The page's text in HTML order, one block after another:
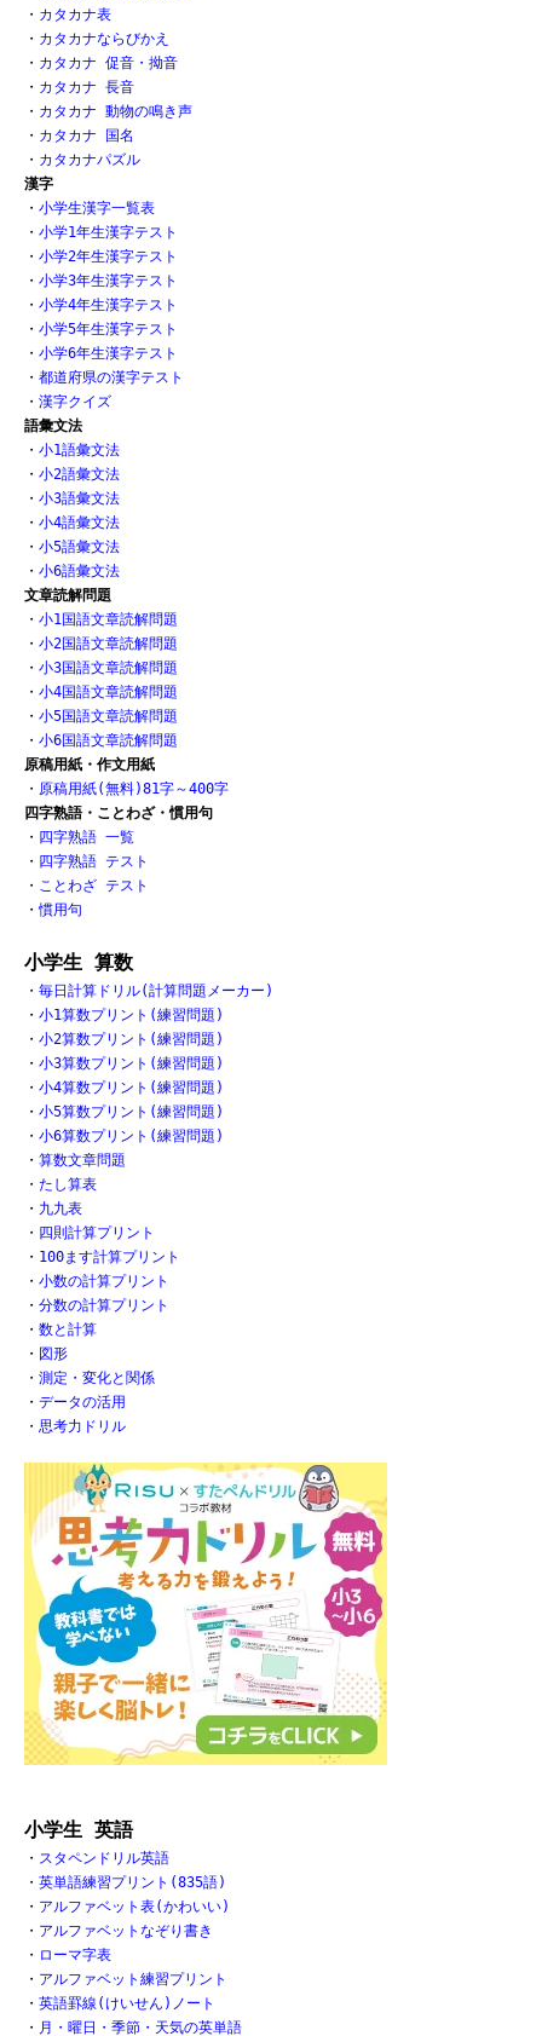
・ カタカナ表
・ カタカナならびかえ
・ カタカナ 促音・拗音
・ カタカナ 長音
・ カタカナ 動物の鳴き声
・ カタカナ 国名
・ カタカナパズル
漢字
・ 小学生漢字一覧表
・ 小学1年生漢字テスト
・ 小学2年生漢字テスト
・ 小学3年生漢字テスト
・ 小学4年生漢字テスト
・ 小学5年生漢字テスト
・ 小学6年生漢字テスト
・ 都道府県の漢字テスト
・ 漢字クイズ
語彙文法
・ 小1語彙文法
・ 小2語彙文法
・ 小3語彙文法
・ 小4語彙文法
・ 小5語彙文法
・ 小6語彙文法
文章読解問題
・ 小1国語文章読解問題
・ 小2国語文章読解問題
・ 小3国語文章読解問題
・ 小4国語文章読解問題
・ 小5国語文章読解問題
・ 小6国語文章読解問題
原稿用紙・作文用紙
・ 原稿用紙(無料)81字～400字
四字熟語・ことわざ・慣用句
・ 四字熟語 一覧
・ 四字熟語 テスト
・ ことわざ テスト
・慣用句
小学生 算数
・ 毎日計算ドリル(計算問題メーカー)
・ 小1算数プリント(練習問題)
・ 小2算数プリント(練習問題)
・ 小3算数プリント(練習問題)
・ 小4算数プリント(練習問題)
・ 小5算数プリント(練習問題)
・ 小6算数プリント(練習問題)
・ 算数文章問題
・ たし算表
・ 九九表
・ 四則計算プリント
・ 100ます計算プリント
・ 小数の計算プリント
・ 分数の計算プリント
・ 数と計算
・ 図形
・ 測定・変化と関係
・ データの活用
・ 思考力ドリル
小学生 英語
・ スタペンドリル英語
・ 英単語練習プリント(835語)
・ アルファベット表(かわいい)
・ アルファベットなぞり書き
・ ローマ字表
・ アルファベット練習プリント
・ 英語罫線(けいせん)ノート
・ 月・曜日・季節・天気の英単語